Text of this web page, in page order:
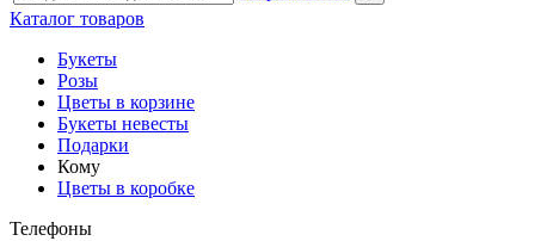
Каталог товаров
Букеты
Розы
Цветы в корзине
Букеты невесты
Подарки
Кому
Цветы в коробке
Телефоны